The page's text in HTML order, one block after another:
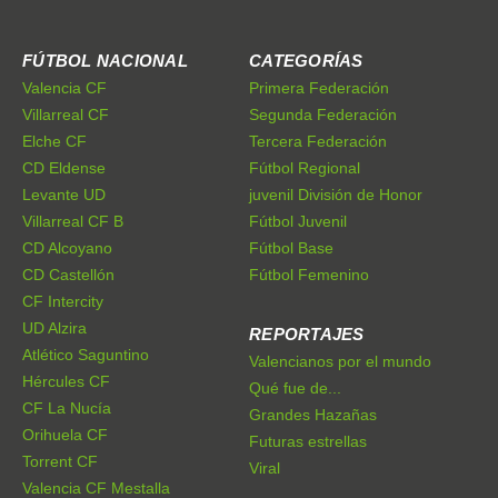
FÚTBOL NACIONAL
Valencia CF
Villarreal CF
Elche CF
CD Eldense
Levante UD
Villarreal CF B
CD Alcoyano
CD Castellón
CF Intercity
UD Alzira
Atlético Saguntino
Hércules CF
CF La Nucía
Orihuela CF
Torrent CF
Valencia CF Mestalla
CATEGORÍAS
Primera Federación
Segunda Federación
Tercera Federación
Fútbol Regional
juvenil División de Honor
Fútbol Juvenil
Fútbol Base
Fútbol Femenino
REPORTAJES
Valencianos por el mundo
Qué fue de...
Grandes Hazañas
Futuras estrellas
Viral